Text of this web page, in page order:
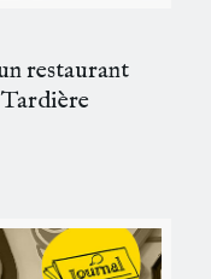
restaurant